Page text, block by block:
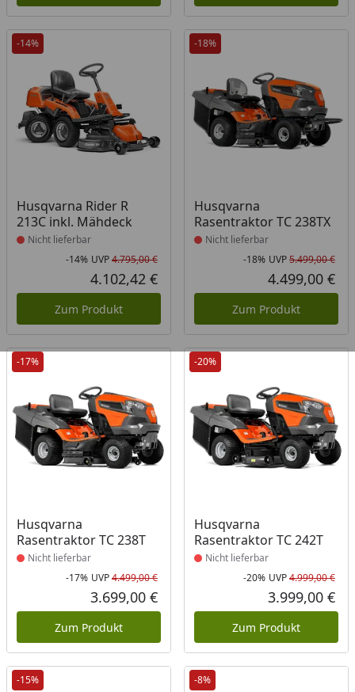
-14%
Husqvarna Rider R
213C inkl. Mähdeck
Produkt nicht lieferbar
Nicht lieferbar
Rabatt in Prozent
-14%
Ursprünglicher Preis
UVP4.795,00 €
Aktueller Preis
4.102,42 €
Zum Produkt
-18%
Husqvarna
Rasentraktor TC 238TX
Produkt nicht lieferbar
Nicht lieferbar
-18% UVP5.499,00 €
4.499,00 €
Zum Produkt
-17%
Husqvarna
Rasentraktor TC 238T
Produkt nicht lieferbar
Nicht lieferbar
Rabatt in Prozent
-17%
Ursprünglicher Preis
UVP4.499,00 €
Aktueller Preis
3.699,00 €
Zum Produkt
-20%
Husqvarna
Rasentraktor TC 242T
Produkt nicht lieferbar
Nicht lieferbar
-20% UVP4.999,00 €
3.999,00 €
Zum Produkt
-15% -8%